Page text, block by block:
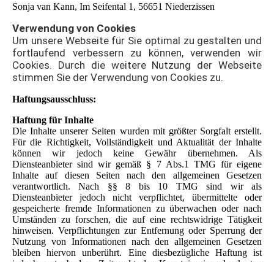
Sonja van Kann, Im Seifental 1, 56651 Niederzissen
Verwendung von Cookies
Um unsere Webseite für Sie optimal zu gestalten und
fortlaufend verbessern zu können, verwenden wir
Cookies. Durch die weitere Nutzung der Webseite
stimmen Sie der Verwendung von Cookies zu.
Haftungsausschluss:
Haftung für Inhalte
Die Inhalte unserer Seiten wurden mit größter Sorgfalt erstellt.
Für die Richtigkeit, Vollständigkeit und Aktualität der Inhalte
können wir jedoch keine Gewähr übernehmen. Als
Diensteanbieter sind wir gemäß § 7 Abs.1 TMG für eigene
Inhalte auf diesen Seiten nach den allgemeinen Gesetzen
verantwortlich. Nach §§ 8 bis 10 TMG sind wir als
Diensteanbieter jedoch nicht verpflichtet, übermittelte oder
gespeicherte fremde Informationen zu überwachen oder nach
Umständen zu forschen, die auf eine rechtswidrige Tätigkeit
hinweisen. Verpflichtungen zur Entfernung oder Sperrung der
Nutzung von Informationen nach den allgemeinen Gesetzen
bleiben hiervon unberührt. Eine diesbezügliche Haftung ist